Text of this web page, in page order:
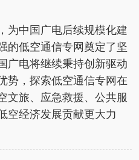
为中国广电后续规模化建
的低空通信专网奠定了坚
广电将继续秉持创新驱动
势，探索低空通信专网在
文旅、应急救援、公共服
空经济发展贡献更大力